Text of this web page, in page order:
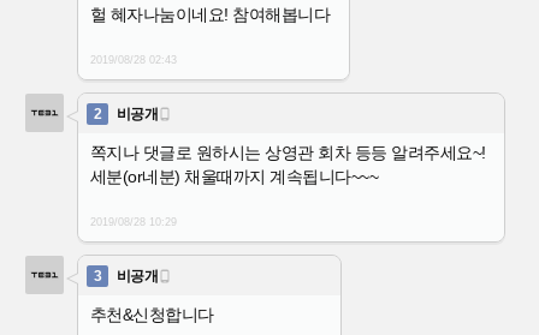
헐 혜자나눔이네요! 참여해봅니다
2019/08/28 02:43
2 비공개 
쪽지나 댓글로 원하시는 상영관 회차 등등 알려주세요~!
세분(or네분) 채울때까지 계속됩니다~~~
2019/08/28 10:29
3 비공개 
추천&신청합니다